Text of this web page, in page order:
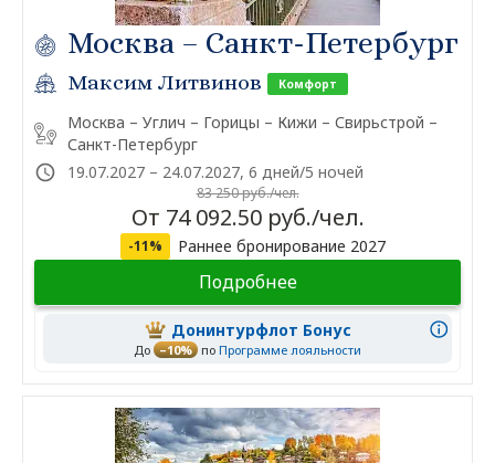
Москва – Санкт-Петербург
Максим Литвинов Комфорт
Москва – Углич – Горицы – Кижи – Свирьстрой –
Санкт-Петербург
19.07.2027 – 24.07.2027, 6 дней/5 ночей
83 250 руб./чел.
От 74 092.50 руб./чел.
-11% Раннее бронирование 2027
Подробнее
Донинтурфлот Бонус
До –10% по Программе лояльности